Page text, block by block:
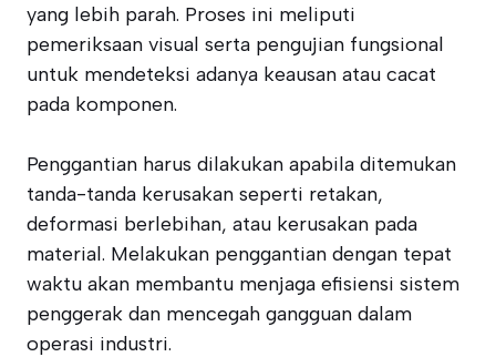
yang lebih parah. Proses ini meliputi
pemeriksaan visual serta pengujian fungsional
untuk mendeteksi adanya keausan atau cacat
pada komponen.
Penggantian harus dilakukan apabila ditemukan
tanda-tanda kerusakan seperti retakan,
deformasi berlebihan, atau kerusakan pada
material. Melakukan penggantian dengan tepat
waktu akan membantu menjaga efisiensi sistem
penggerak dan mencegah gangguan dalam
operasi industri.